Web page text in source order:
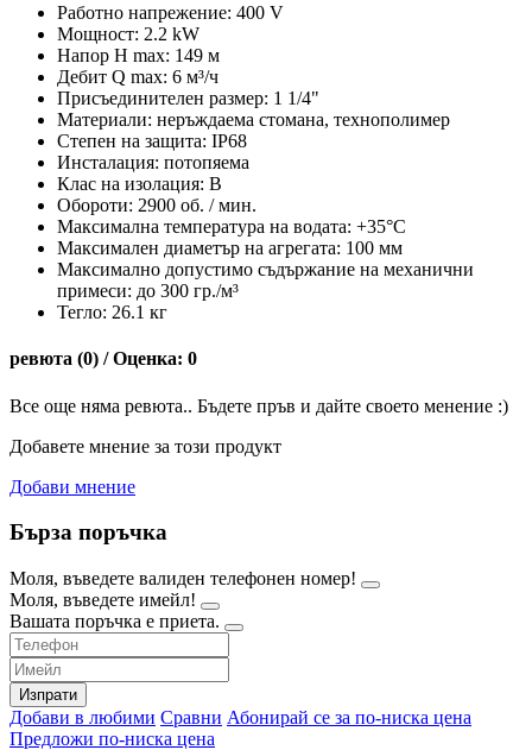
Работно напрежение: 400 V
Мощност: 2.2 kW
Напор H max: 149 м
Дебит Q max: 6 м³/ч
Присъединителен размер: 1 1/4"
Материали: неръждаема стомана, технополимер
Степен на защита: IP68
Инсталация: потопяема
Клас на изолация: B
Обороти: 2900 об. / мин.
Максимална температура на водата: +35°C
Максимален диаметър на агрегата: 100 мм
Максимално допустимо съдържание на механични
примеси: до 300 гр./м³
Тегло: 26.1 кг
ревюта (0) / Оценка: 0
Все още няма ревюта.. Бъдете пръв и дайте своето менение :)
Добавете мнение за този продукт
Добави мнение
Бърза поръчка
Моля, въведете валиден телефонен номер!
Моля, въведете имейл!
Вашата поръчка е приета.
Изпрати
Добави в любими Сравни Абонирай се за по-ниска цена
Предложи по-ниска цена